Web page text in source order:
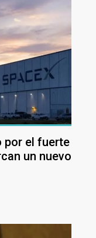
por el fuerte
un nuevo